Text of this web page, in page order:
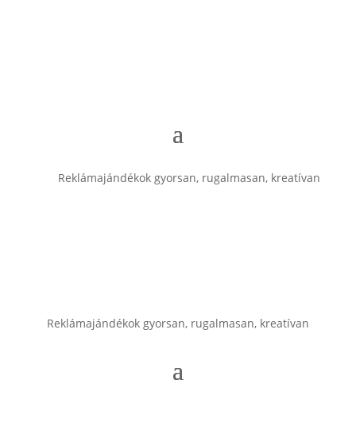
Reklámajándékok gyorsan, rugalmasan, kreatívan
Reklámajándékok gyorsan, rugalmasan, kreatívan